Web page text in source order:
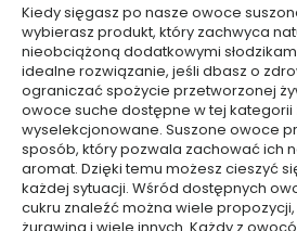
d
o
t
w
a
r
z
y
M
Kiedy sięgasz po nasze owoce
wybierasz produkt, który zachwyca
nieobciążoną dodatkowymi
idealne rozwiązanie, jeśli dbasz o
ograniczać spożycie przetworzonej
owoce suche dostępne w tej kategorii
wyselekcjonowane. Suszone owoce
sposób, który pozwala zachować ich
aromat. Dzięki temu możesz cieszyć
każdej sytuacji. Wśród dostępnych
cukru znaleźć można wiele propozycji,